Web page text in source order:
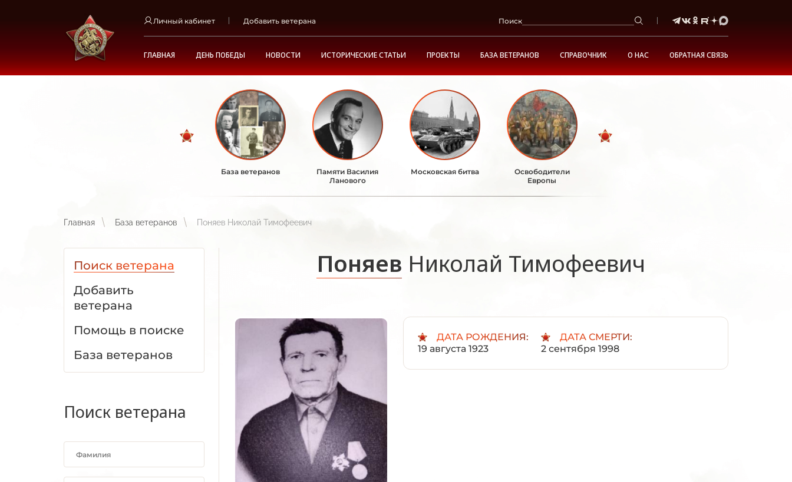
Личный кабинет Добавить ветерана Поиск
ГЛАВНАЯ ДЕНЬ ПОБЕДЫ НОВОСТИ ИСТОРИЧЕСКИЕ СТАТЬИ ПРОЕКТЫ БАЗА ВЕТЕРАНОВ СПРАВОЧНИК О НАС ОБРАТНАЯ СВЯЗЬ
База ветеранов
Памяти Василия
Ланового
Московская битва
Освободители
Европы
Главная База ветеранов Поняев Николай Тимофеевич
Поиск ветерана
Добавить
ветерана
Помощь в поиске
База ветеранов
Поиск ветерана
Поняев Николай Тимофеевич
ДАТА РОЖДЕНИЯ:
19 августа 1923
ДАТА СМЕРТИ:
2 сентября 1998